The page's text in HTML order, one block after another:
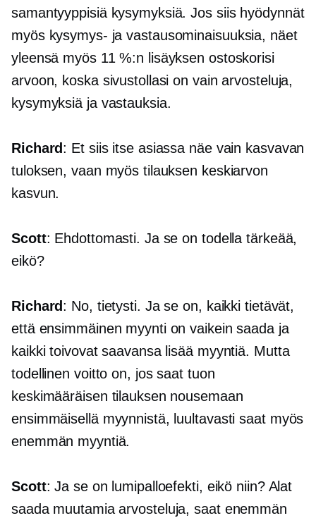
samantyyppisiä kysymyksiä. Jos siis hyödynnät
myös kysymys- ja vastausominaisuuksia, näet
yleensä myös 11 %:n lisäyksen ostoskorisi
arvoon, koska sivustollasi on vain arvosteluja,
kysymyksiä ja vastauksia.
Richard: Et siis itse asiassa näe vain kasvavan
tuloksen, vaan myös tilauksen keskiarvon
kasvun.
Scott: Ehdottomasti. Ja se on todella tärkeää,
eikö?
Richard: No, tietysti. Ja se on, kaikki tietävät,
että ensimmäinen myynti on vaikein saada ja
kaikki toivovat saavansa lisää myyntiä. Mutta
todellinen voitto on, jos saat tuon
keskimääräisen tilauksen nousemaan
ensimmäisellä myynnistä, luultavasti saat myös
enemmän myyntiä.
Scott: Ja se on lumipalloefekti, eikö niin? Alat
saada muutamia arvosteluja, saat enemmän